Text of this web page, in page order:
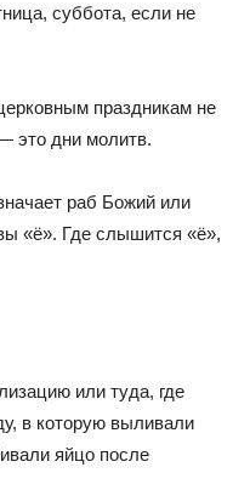
суббота, если не
праздникам не
это дни молитв.
раб Божий или
«ё». Где слышится «ё»,
или туда, где
в которую выливали
яйцо после